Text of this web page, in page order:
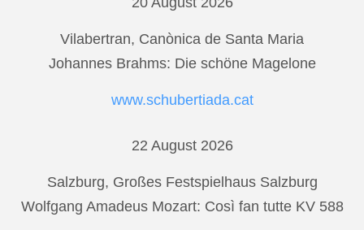
Vilabertran, Canònica de Santa Maria
Johannes Brahms: Die schöne Magelone
www.schubertiada.cat
22 August 2026
Salzburg, Großes Festspielhaus Salzburg
Wolfgang Amadeus Mozart: Così fan tutte KV 588